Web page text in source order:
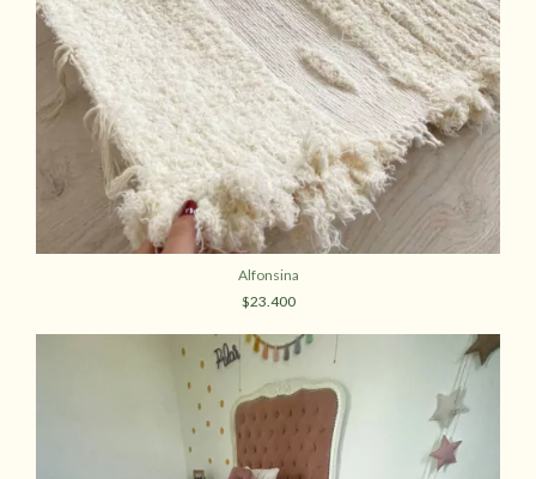
Alfonsina
$23.400